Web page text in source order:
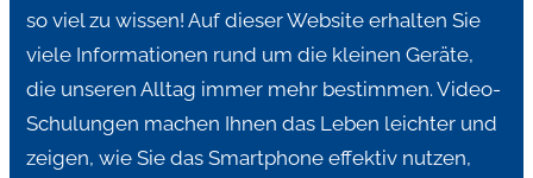
so viel zu wissen! Auf dieser Website erhalten Sie
viele Informationen rund um die kleinen Geräte,
die unseren Alltag immer mehr bestimmen. Video-
Schulungen machen Ihnen das Leben leichter und
zeigen, wie Sie das Smartphone effektiv nutzen,